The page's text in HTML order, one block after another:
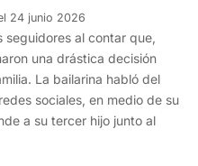
24 junio 2026
seguidores al contar que,
una drástica decisión
La bailarina habló del
sociales, en medio de su
a su tercer hijo junto al